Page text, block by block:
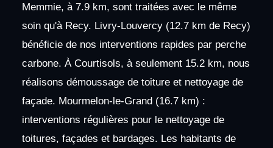
Memmie, à 7.9 km, sont traitées avec le même
soin qu'à Recy. Livry-Louvercy (12.7 km de Recy)
bénéficie de nos interventions rapides par perche
carbone. À Courtisols, à seulement 15.2 km, nous
réalisons démoussage de toiture et nettoyage de
façade. Mourmelon-le-Grand (16.7 km) :
interventions régulières pour le nettoyage de
toitures, façades et bardages. Les habitants de